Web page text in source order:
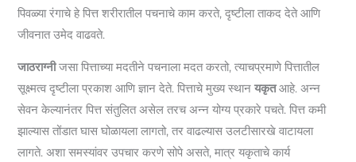
पिवळ्या रंगाचे हे पित्त शरीरातील पचनाचे काम करते, दृष्टीला ताकद देते आणि
जीवनात उमेद वाढवते.
जाठराग्नीजसा पित्ताच्या मदतीने पचनाला मदत करतो, त्याचप्रमाणे पित्तातील
सूक्ष्मत्व दृष्टीला प्रकाश आणि ज्ञान देते. पित्ताचे मुख्य स्थानयकृतआहे. अन्न
सेवन केल्यानंतर पित्त संतुलित असेल तरच अन्न योग्य प्रकारे पचते. पित्त कमी
झाल्यास तोंडात घास घोळायला लागतो, तर वाढल्यास उलटीसारखे वाटायला
लागते. अशा समस्यांवर उपचार करणे सोपे असते, मात्र यकृताचे कार्य